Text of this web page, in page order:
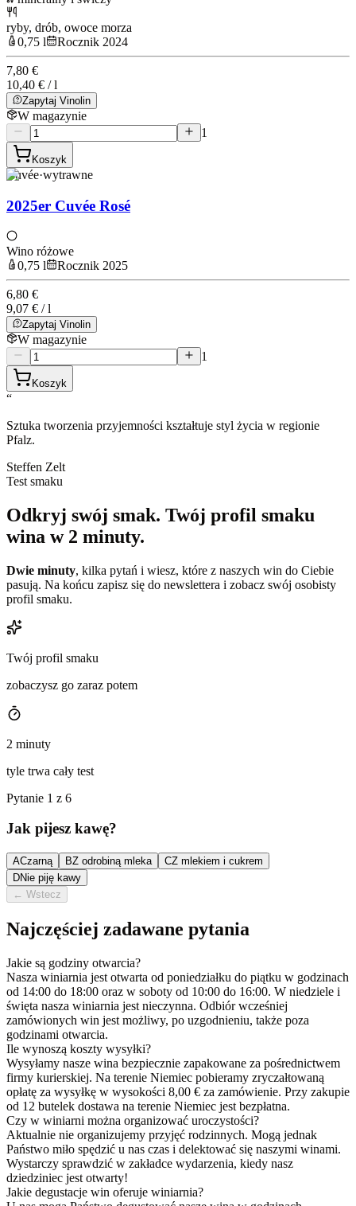
ryby, drób, owoce morza
0,75 l
Rocznik 2024
7,80 €
10,40 € / l
Zapytaj Vinolin
W magazynie
1
Koszyk
Cuvée·wytrawne
2025er Cuvée Rosé
Wino różowe
0,75 l
Rocznik 2025
6,80 €
9,07 € / l
Zapytaj Vinolin
W magazynie
1
Koszyk
“
Sztuka tworzenia przyjemności kształtuje styl życia w regionie
Pfalz.
Steffen Zelt
Test smaku
Odkryj swój smak. Twój profil smaku
wina w 2 minuty.
Dwie minuty, kilka pytań i wiesz, które z naszych win do Ciebie
pasują. Na końcu zapisz się do newslettera i zobacz swój osobisty
profil smaku.
Twój profil smaku
zobaczysz go zaraz potem
2 minuty
tyle trwa cały test
Pytanie 1 z 6
Jak pijesz kawę?
ACzarną BZ odrobiną mleka CZ mlekiem i cukrem
DNie piję kawy
← Wstecz
Najczęściej zadawane pytania
Jakie są godziny otwarcia?
Nasza winiarnia jest otwarta od poniedziałku do piątku w godzinach
od 14:00 do 18:00 oraz w soboty od 10:00 do 16:00. W niedziele i
święta nasza winiarnia jest nieczynna. Odbiór wcześniej
zamówionych win jest możliwy, po uzgodnieniu, także poza
godzinami otwarcia.
Ile wynoszą koszty wysyłki?
Wysyłamy nasze wina bezpiecznie zapakowane za pośrednictwem
firmy kurierskiej. Na terenie Niemiec pobieramy zryczałtowaną
opłatę za wysyłkę w wysokości 8,00 € za zamówienie. Przy zakupie
od 12 butelek dostawa na terenie Niemiec jest bezpłatna.
Czy w winiarni można organizować uroczystości?
Aktualnie nie organizujemy przyjęć rodzinnych. Mogą jednak
Państwo miło spędzić u nas czas i delektować się naszymi winami.
Wystarczy sprawdzić w zakładce wydarzenia, kiedy nasz
dziedziniec jest otwarty!
Jakie degustacje win oferuje winiarnia?